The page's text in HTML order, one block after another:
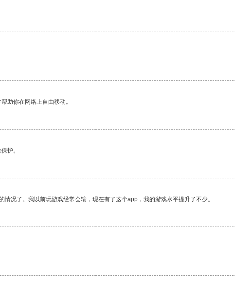
助你在网络上自由移动。
护。
况了。我以前玩游戏经常会输，现在有了这个app，我的游戏水平提升了不少。